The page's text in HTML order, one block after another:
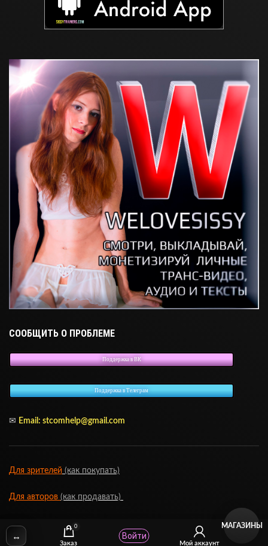
СООБЩИТЬ О ПРОБЛЕМЕ
Поддержка в ВК
Поддержка в Телеграм
✉ Email: stcomhelp@gmail.com
Для зрителей (как покупать)
Для авторов (как продавать)
Политика возврата
↔
0
Заказ Мой аккаунт
Войти
МАГАЗИНЫ